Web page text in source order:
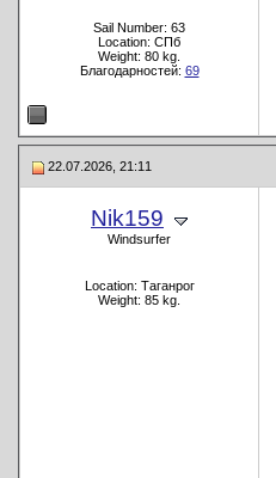
Sail Number: 63
Location: СПб
Weight: 80 kg.
Благодарностей: 69
22.07.2026, 21:11
Nik159
Windsurfer
Location: Таганрог
Weight: 85 kg.